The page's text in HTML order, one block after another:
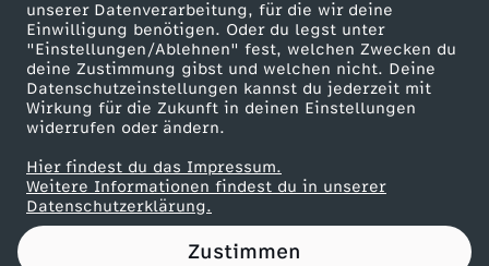
unserer Datenverarbeitung, für die wir deine
Einwilligung benötigen. Oder du legst unter
"Einstellungen/Ablehnen" fest, welchen Zwecken du
deine Zustimmung gibst und welchen nicht. Deine
Datenschutzeinstellungen kannst du jederzeit mit
Wirkung für die Zukunft in deinen Einstellungen
widerrufen oder ändern.
Hier findest du das Impressum.
Weitere Informationen findest du in unserer
Datenschutzerklärung.
Zustimmen
l
e
n
:
E
Mainzelmännchen
Partner